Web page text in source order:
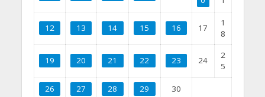
12 13 14 15 16 17
1
8
19 20 21 22 23 24
2
5
26 27 28 29 30